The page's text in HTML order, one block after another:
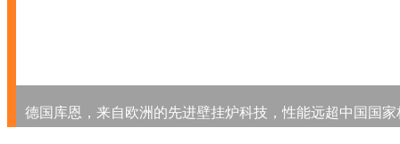
德国库恩，来自欧洲的先进壁挂炉科技，性能远超中国国